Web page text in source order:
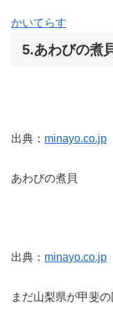
かいてらす
5.あわびの煮
出典： minayo.co.jp
あわびの煮貝
出典： minayo.co.jp
まだ山梨県が甲斐